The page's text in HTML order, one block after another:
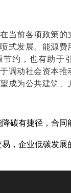
当前各项政策的
式发展。能源费
约，也有助于
调动社会资本推
成为公共建筑、
降碳有捷径，合
，企业低碳发展